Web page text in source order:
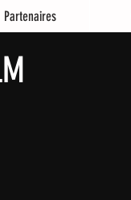
Partenaires